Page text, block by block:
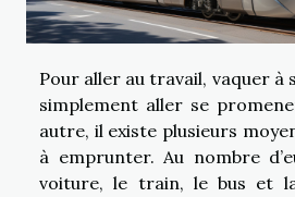
Pour aller au travail, vaquer à
simplement aller se
autre, il existe plusieurs
à emprunter. Au nombre
voiture, le train, le bus et